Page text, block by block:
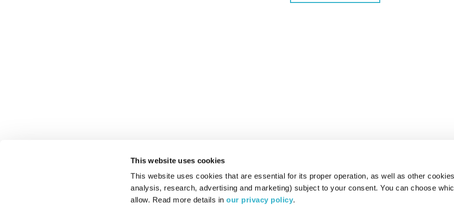
This website uses cookies
This website uses cookies that are essential for its proper operation, as well as other
analysis, research, advertising and marketing) subject to your consent. You can choose
allow. Read more details in our privacy policy.